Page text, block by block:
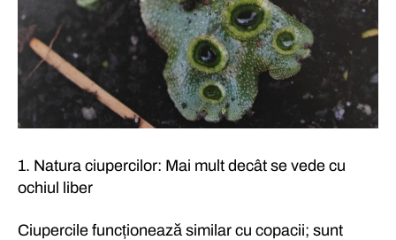
1. Natura ciupercilor: Mai mult decât se vede cu
ochiul liber
Ciupercile funcționează similar cu copacii; sunt